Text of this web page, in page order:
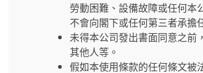
勞動困難、設備故障或任何本
不會向閣下或任何第三者承擔
未得本公司發出書面同意之前
其他人等。
假如本使用條款的任何條文被